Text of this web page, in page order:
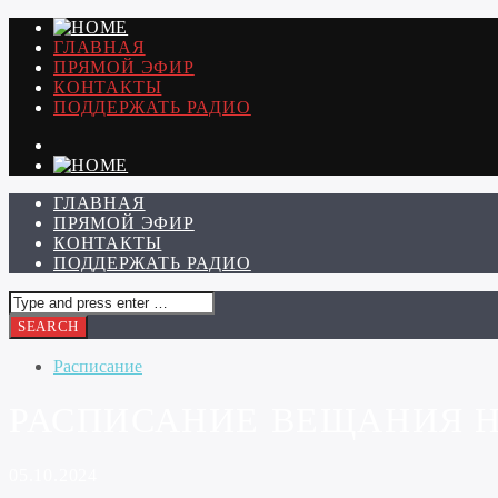
ГЛАВНАЯ
ПРЯМОЙ ЭФИР
КОНТАКТЫ
ПОДДЕРЖАТЬ РАДИО
ГЛАВНАЯ
ПРЯМОЙ ЭФИР
КОНТАКТЫ
ПОДДЕРЖАТЬ РАДИО
Расписание